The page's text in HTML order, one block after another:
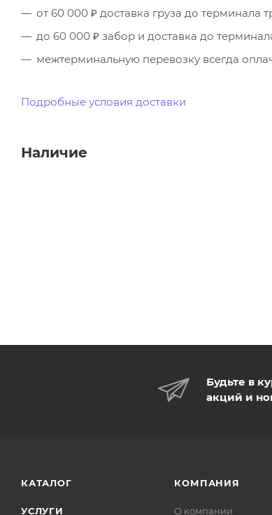
от 60 000 ₽ доставка груза до терминала
до 60 000 ₽ забор и доставка до
межтерминальную перевозку всегда
Подробные условия доставки
Наличие
Будьте в
акций и
КАТАЛОГ
УСЛУГИ
КОМПАНИЯ
О компании